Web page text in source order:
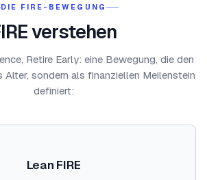
DIE FIRE-BEWEGUNG
verstehen
Retire Early: eine Bewegung, die den
Alter, sondern als finanziellen Meilenstein
definiert:
Lean FIRE